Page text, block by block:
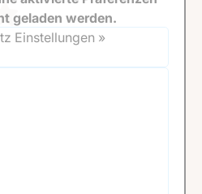
geladen werden.
Einstellungen »